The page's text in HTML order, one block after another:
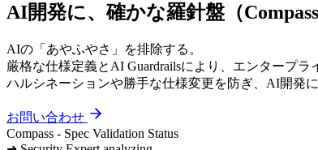
AI開発に、確かな羅針盤（Compass
AIの「あやふやさ」を排除する。
厳格な仕様定義とAI Guardrailsにより、エンタープ
ハルシネーションや勝手な仕様変更を防ぎ、AI開発
お問い合わせ
Compass - Spec Validation Status